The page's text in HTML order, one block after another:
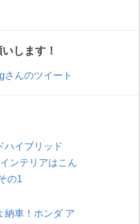
します！
さんのツイート
ハイブリッド
ンテリアはこん
の1
納車！ホンダ ア